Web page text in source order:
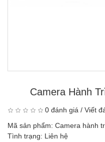
Camera Hành
0 đánh giá / Viết
Mã sản phẩm: Camera hành
Tình trạng: Liên hệ